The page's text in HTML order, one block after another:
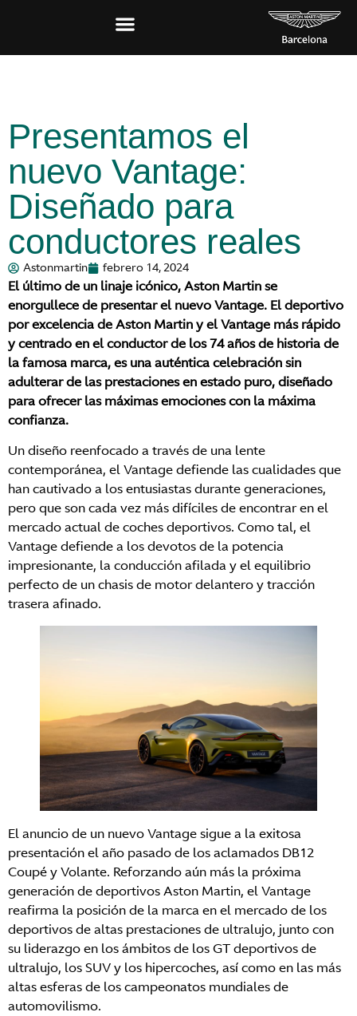
Presentamos el
nuevo Vantage:
Diseñado para
conductores reales
Astonmartin febrero 14, 2024
El último de un linaje icónico, Aston Martin se
enorgullece de presentar el nuevo Vantage. El deportivo
por excelencia de Aston Martin y el Vantage más rápido
y centrado en el conductor de los 74 años de historia de
la famosa marca, es una auténtica celebración sin
adulterar de las prestaciones en estado puro, diseñado
para ofrecer las máximas emociones con la máxima
confianza.
Un diseño reenfocado a través de una lente
contemporánea, el Vantage defiende las cualidades que
han cautivado a los entusiastas durante generaciones,
pero que son cada vez más difíciles de encontrar en el
mercado actual de coches deportivos. Como tal, el
Vantage defiende a los devotos de la potencia
impresionante, la conducción afilada y el equilibrio
perfecto de un chasis de motor delantero y tracción
trasera afinado.
El anuncio de un nuevo Vantage sigue a la exitosa
presentación el año pasado de los aclamados DB12
Coupé y Volante. Reforzando aún más la próxima
generación de deportivos Aston Martin, el Vantage
reafirma la posición de la marca en el mercado de los
deportivos de altas prestaciones de ultralujo, junto con
su liderazgo en los ámbitos de los GT deportivos de
ultralujo, los SUV y los hipercoches, así como en las más
altas esferas de los campeonatos mundiales de
automovilismo.